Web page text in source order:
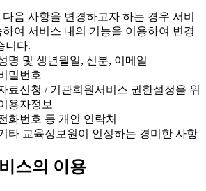
음 사항을 변경하고자 하는 경우 서비
하여 서비스 내의 기능을 이용하여 변경
니다.
명 및 생년월일, 신분, 이메일
밀번호
료신청 / 기관회원서비스 권한설정을 위
용자정보
화번호 등 개인 연락처
타 교육정보원이 인정하는 경미한 사항
스의 이용